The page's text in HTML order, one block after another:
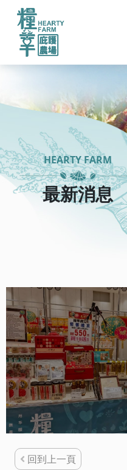
HEARTY FARM
最新消息
回到上一頁